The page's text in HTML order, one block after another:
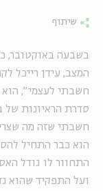
שיתוף
בשבעה באוקטובר,
המצב, עידן רייכל
חשבתי לעצמי", הוא
סדרת הראיונות של
חשבתי שזה מה
הוא כבר התחיל
התחוור לו גודל
ועל התפקיד שהוא